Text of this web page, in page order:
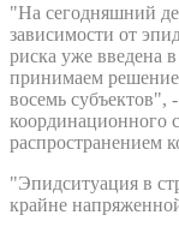
"На сегодняшний
зависимости от
риска уже введена
принимаем
восемь субъектов",
координационного
распространением
"Эпидситуация в
крайне